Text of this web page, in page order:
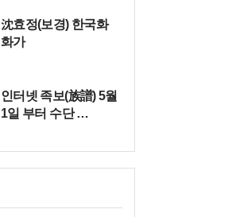
沈효정(보경) 한국화
화가
인터넷 족보(族譜) 5월
1일 부터 수단 …